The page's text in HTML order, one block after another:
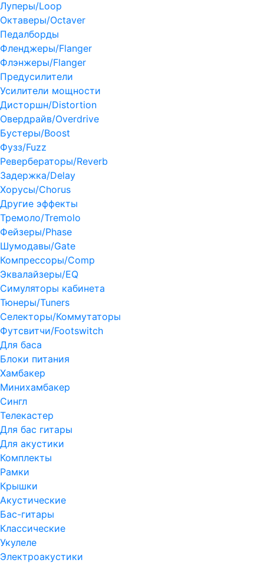
Луперы/Loop
Октаверы/Octaver
Педалборды
Фленджеры/Flanger
Флэнжеры/Flanger
Предусилители
Усилители мощности
Дисторшн/Distortion
Овердрайв/Overdrive
Бустеры/Boost
Фузз/Fuzz
Ревербераторы/Reverb
Задержка/Delay
Хорусы/Chorus
Другие эффекты
Тремоло/Tremolo
Фейзеры/Phase
Шумодавы/Gate
Компрессоры/Comp
Эквалайзеры/EQ
Симуляторы кабинета
Тюнеры/Tuners
Селекторы/Коммутаторы
Футсвитчи/Footswitch
Для баса
Блоки питания
Хамбакер
Минихамбакер
Сингл
Телекастер
Для бас гитары
Для акустики
Комплекты
Рамки
Крышки
Акустические
Бас-гитары
Классические
Укулеле
Электроакустики